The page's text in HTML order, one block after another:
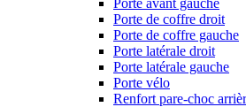
Porte avant gauche
Porte de coffre droit
Porte de coffre gauche
Porte latérale droit
Porte latérale gauche
Porte vélo
Renfort pare-choc